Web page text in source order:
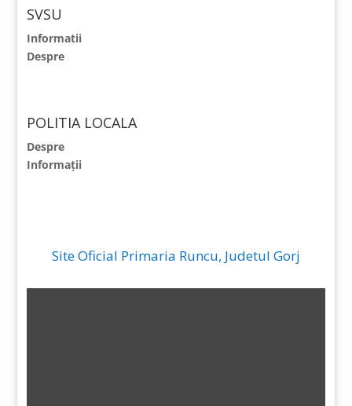
SVSU
Informatii
Despre
POLITIA LOCALA
Despre
Informații
Site Oficial Primaria Runcu, Judetul Gorj